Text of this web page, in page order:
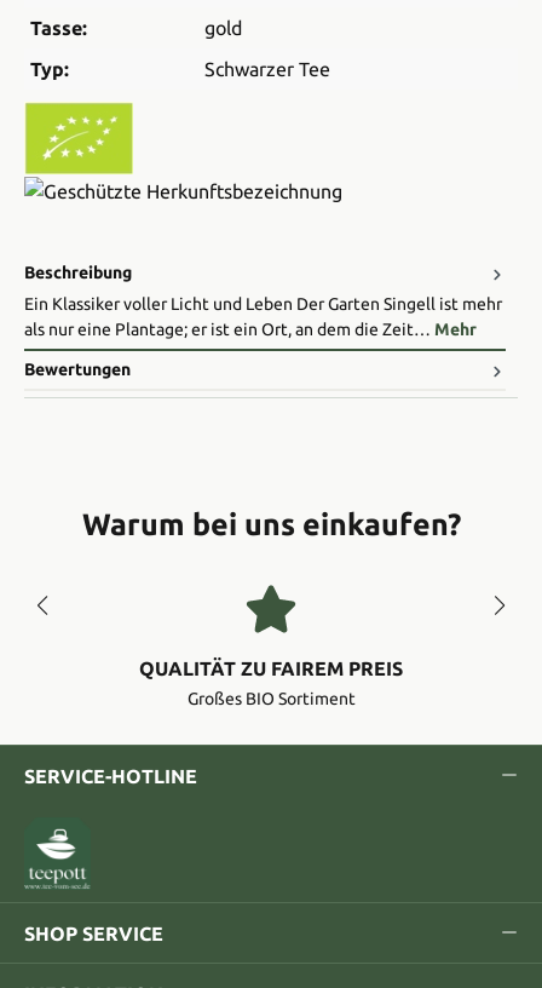
Tasse:
gold
Typ:
Schwarzer Tee
Beschreibung
Ein Klassiker voller Licht und Leben Der Garten Singell ist mehr
als nur eine Plantage; er ist ein Ort, an dem die Zeit… Mehr
Bewertungen
Warum bei uns einkaufen?
QUALITÄT ZU FAIREM PREIS
Großes BIO Sortiment
SERVICE-HOTLINE
SHOP SERVICE